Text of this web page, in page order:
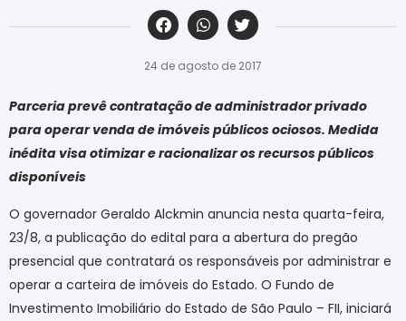
‎ ‎ ‎ ‎ ‎ ‎ ‎ ‎ ‎ ‎ ‎ ‎ ‎ ‎ ‎ ‎ ‎ ‎ ‎ ‎ ‎ ‎ ‎ ‎ ‎ ‎ ‎ ‎ ‎ ‎ ‎
24 de agosto de 2017
Parceria prevê contratação de administrador privado
para operar venda de imóveis públicos ociosos. Medida
inédita visa otimizar e racionalizar os recursos públicos
disponíveis
O governador Geraldo Alckmin anuncia nesta quarta-feira,
23/8, a publicação do edital para a abertura do pregão
presencial que contratará os responsáveis por administrar e
operar a carteira de imóveis do Estado. O Fundo de
Investimento Imobiliário do Estado de São Paulo – FII, iniciará